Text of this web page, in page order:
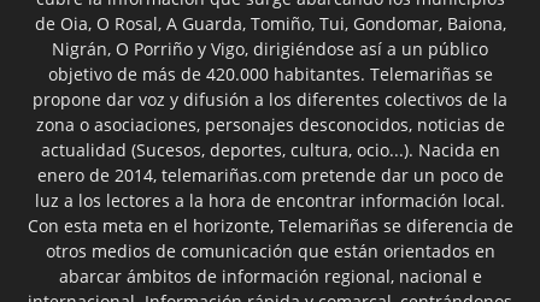
de Oia, O Rosal, A Guarda, Tomiño, Tui, Gondomar, Baiona,
Nigrán, O Porriño y Vigo, dirigiéndose así a un público
objetivo de más de 420.000 habitantes. Telemariñas se
propone dar voz y difusión a los diferentes colectivos de la
zona o asociaciones, personajes desconocidos, noticias de
actualidad (Sucesos, deportes, cultura, ocio...). Nacida en
enero de 2014, telemariñas.com pretende dar un poco de
luz a los lectores a la hora de encontrar información local.
Con esta meta en el horizonte, Telemariñas se diferencia de
otros medios de comunicación que están orientados en
abarcar ámbitos de información regional, nacional e